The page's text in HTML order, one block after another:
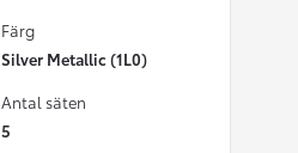
Färg
Silver Metallic (1L0)
Antal säten
5